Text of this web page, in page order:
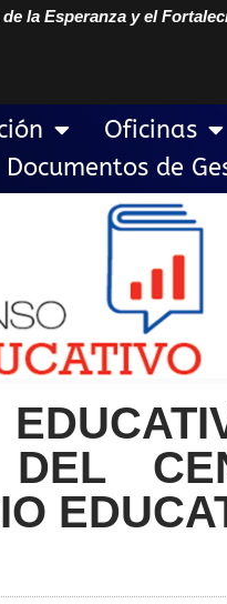
la Esperanza y el
Oficinas
Documentos de